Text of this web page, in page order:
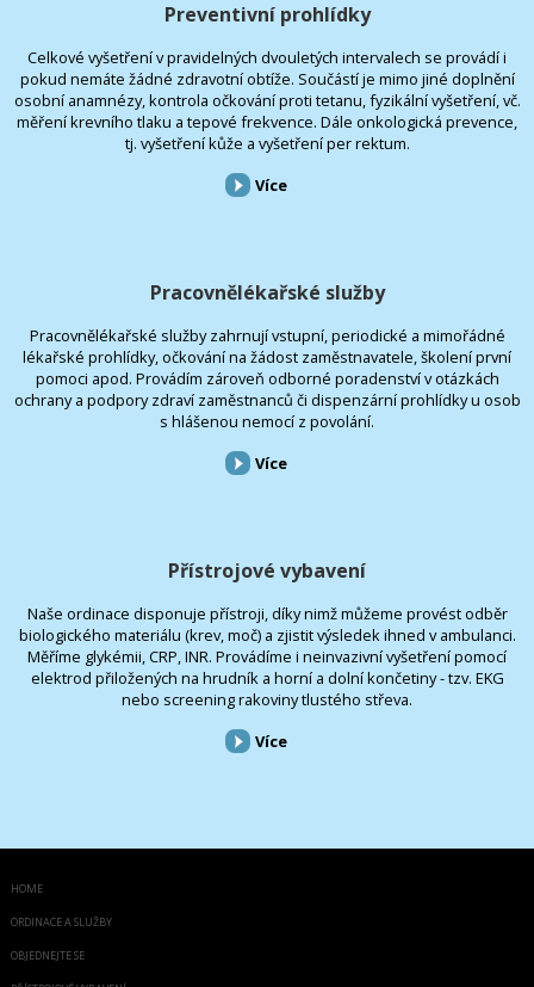
Preventivní prohlídky
Celkové vyšetření v pravidelných dvouletých intervalech se provádí i
pokud nemáte žádné zdravotní obtíže. Součástí je mimo jiné doplnění
osobní anamnézy, kontrola očkování proti tetanu, fyzikální vyšetření, vč.
měření krevního tlaku a tepové frekvence. Dále onkologická prevence,
tj. vyšetření kůže a vyšetření per rektum.
Více
Pracovnělékařské služby
Pracovnělékařské služby zahrnují vstupní, periodické a mimořádné
lékařské prohlídky, očkování na žádost zaměstnavatele, školení první
pomoci apod. Provádím zároveň odborné poradenství v otázkách
ochrany a podpory zdraví zaměstnanců či dispenzární prohlídky u osob
s hlášenou nemocí z povolání.
Více
Přístrojové vybavení
Naše ordinace disponuje přístroji, díky nimž můžeme provést odběr
biologického materiálu (krev, moč) a zjistit výsledek ihned v ambulanci.
Měříme glykémii, CRP, INR. Provádíme i neinvazivní vyšetření pomocí
elektrod přiložených na hrudník a horní a dolní končetiny - tzv. EKG
nebo screening rakoviny tlustého střeva.
Více
HOME
ORDINACE A SLUŽBY
OBJEDNEJTE SE